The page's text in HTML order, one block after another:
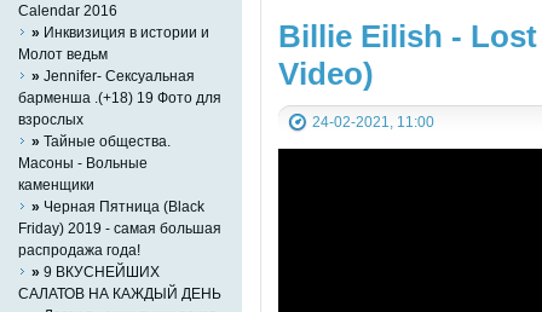
Billie Eilish -
Video)
24-02-2021, 11:00
Calendar 2016
» Инквизиция в истории и
Молот ведьм
» Jennifer- Сексуальная
барменша .(+18) 19 Фото для
взрослых
» Тайные общества.
Масоны - Вольные
каменщики
» Черная Пятница (Black
Friday) 2019 - самая большая
распродажа года!
» 9 ВКУСНЕЙШИХ
САЛАТОВ НА КАЖДЫЙ ДЕНЬ